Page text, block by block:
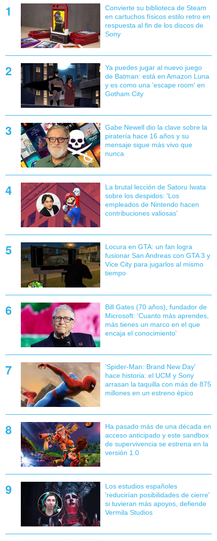
Convierte su biblioteca de Steam
en cartuchos físicos estilo retro en
respuesta al fin de los discos de
Sony
Ya puedes jugar al nuevo juego
de Batman: está en Amazon Luna
y es como una 'escape room' en
Gotham City
Gabe Newell dio la clave sobre la
piratería hace 16 años y su
mensaje sigue más vivo que
nunca
La brutal lección de Satoru Iwata
sobre los despidos: 'Los
empleados de Nintendo hacen
contribuciones valiosas'
Locura en GTA: un fan logra
fusionar San Andreas con GTA 3 y
Vice City para jugarlos al mismo
tiempo
Bill Gates (70 años), fundador de
Microsoft: 'Cuanto más aprendes,
más tienes un marco en el que
encaja el conocimiento'
'Spider-Man: Brand New Day'
hace historia: el UCM y Sony
arrasan la taquilla con más de 875
millones en un estreno épico
Ha pasado más de una década en
acceso anticipado y este sandbox
de supervivencia se estrena en la
versión 1.0
Los estudios españoles
'reducirían posibilidades de cierre'
si tuvieran más apoyos, defiende
Vermila Studios